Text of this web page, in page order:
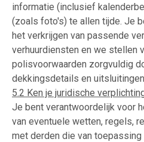
informatie (inclusief
(zoals foto's) te allen tijde. Je
het verkrijgen van passende
verhuurdiensten en we stellen
polisvoorwaarden zorgvuldig
dekkingsdetails en
5.2 Ken je juridische
Je bent verantwoordelijk voor
van eventuele wetten, regels,
met derden die van